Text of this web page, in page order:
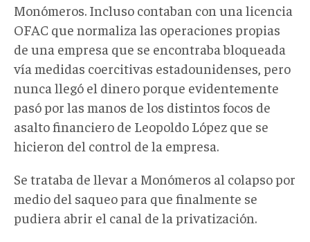
Monómeros. Incluso contaban con una licencia
OFAC que normaliza las operaciones propias
de una empresa que se encontraba bloqueada
vía medidas coercitivas estadounidenses, pero
nunca llegó el dinero porque evidentemente
pasó por las manos de los distintos focos de
asalto financiero de Leopoldo López que se
hicieron del control de la empresa.
Se trataba de llevar a Monómeros al colapso por
medio del saqueo para que finalmente se
pudiera abrir el canal de la privatización.